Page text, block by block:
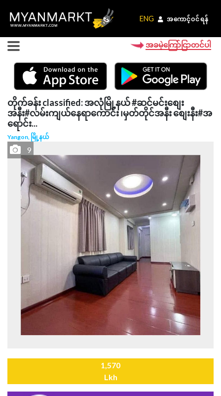
ENG အကောင့်ဝင်ရန်
ENG အကောင့်ဝင်ရန်
အခမဲ့ကြော်ငြာတင်ပါ
တိုက်ခန်း classified: အလုံမြို့နယ် #ဆင်မင်းစျေး
အနီး#လမ်းကျယ်နေရာကောင်း ၊မှတ်တိုင်အနီး စျေးနီး#အ
ရောင်း...
Yangon, မြို့နယ်
9
1,570
Lkh